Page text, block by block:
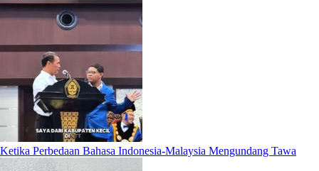
Ketika Perbedaan Bahasa Indonesia-Malaysia Mengundang Tawa